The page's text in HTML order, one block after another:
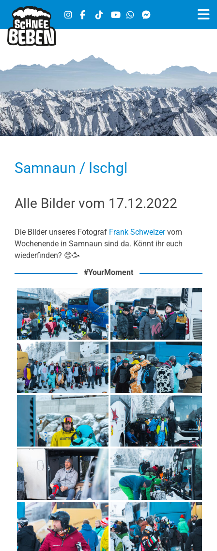
Samnaun / Ischgl
Alle Bilder vom 17.12.2022
Die Bilder unseres Fotograf Frank Schweizervom
Wochenende in Samnaun sind da. Könnt ihr euch
wiederfinden? 😊🥳
#YourMoment